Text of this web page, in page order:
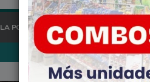
LA POSTA HOY OCIO DEPORTES